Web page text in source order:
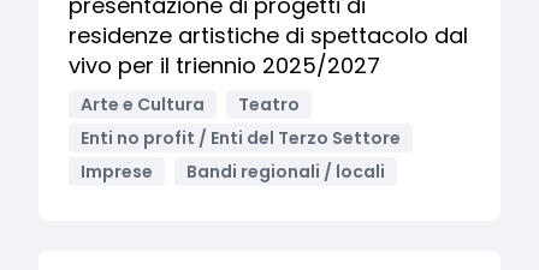
residenze artistiche di spettacolo dal
vivo per il triennio 2025/2027
Arte e Cultura
Teatro
Enti no profit / Enti del Terzo Settore
Imprese
Bandi regionali / locali